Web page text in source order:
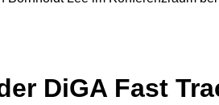
DiGA Fast